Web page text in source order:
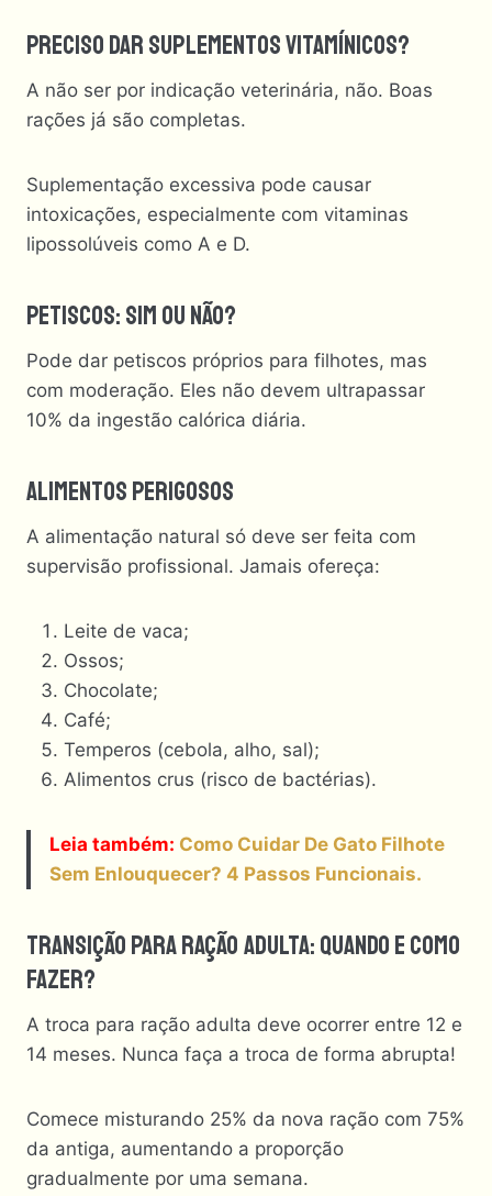
Preciso Dar Suplementos Vitamínicos?
A não ser por indicação veterinária, não. Boas
rações já são completas.
Suplementação excessiva pode causar
intoxicações, especialmente com vitaminas
lipossolúveis como A e D.
Petiscos: Sim Ou Não?
Pode dar petiscos próprios para filhotes, mas
com moderação. Eles não devem ultrapassar
10% da ingestão calórica diária.
Alimentos Perigosos
A alimentação natural só deve ser feita com
supervisão profissional. Jamais ofereça:
Leite de vaca;
Ossos;
Chocolate;
Café;
Temperos (cebola, alho, sal);
Alimentos crus (risco de bactérias).
Leia também: Como Cuidar De Gato Filhote
Sem Enlouquecer? 4 Passos Funcionais.
Transição Para Ração Adulta: Quando E Como
Fazer?
A troca para ração adulta deve ocorrer entre 12 e
14 meses. Nunca faça a troca de forma abrupta!
Comece misturando 25% da nova ração com 75%
da antiga, aumentando a proporção
gradualmente por uma semana.